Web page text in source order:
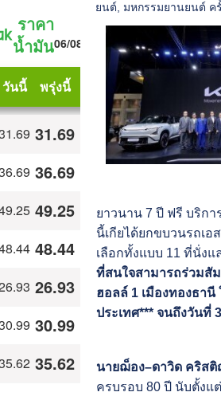
ยนต์ ,มหกรรมยานยนต์ ค
ยาวนาน 7 ปี ฟรี บริกา
นี้เกียได้ยกขบวนรถเ
เลือกทั้งแบบ 11 ที่นั่งแ
ที่สนใจสามารถร่วมสั
ฮอลล์ 1 เมืองทองธา
ประเทศ*** จนถึงวันที่
นายฌ็อง–ดาวิด คริสติ
ครบรอบ 80 ปี นับตั้งแ